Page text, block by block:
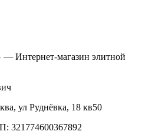
Интернет-магазин элитной
ул Руднёвка, 18 кв50
321774600367892